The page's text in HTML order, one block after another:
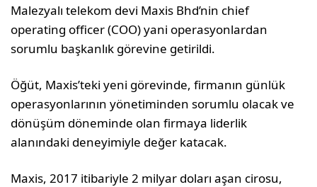
Malezyalı telekom devi Maxis Bhd’nin chief
operating officer (COO) yani operasyonlardan
sorumlu başkanlık görevine getirildi.
Öğüt, Maxis’teki yeni görevinde, firmanın günlük
operasyonlarının yönetiminden sorumlu olacak ve
dönüşüm döneminde olan firmaya liderlik
alanındaki deneyimiyle değer katacak.
Maxis, 2017 itibariyle 2 milyar doları aşan cirosu,